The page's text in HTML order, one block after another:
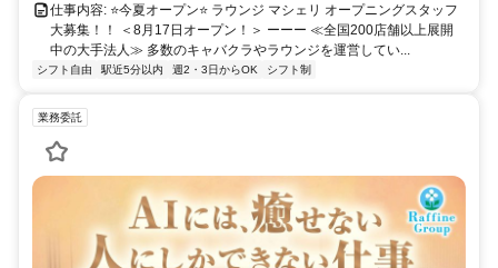
仕事内容: ⭐今夏オープン⭐ ラウンジ マシェリ オープニングスタッフ
大募集！！ ＜8月17日オープン！＞ ーーー ≪全国200店舗以上展開
中の大手法人≫ 多数のキャバクラやラウンジを運営してい...
シフト自由 駅近5分以内 週2・3日からOK シフト制
業務委託